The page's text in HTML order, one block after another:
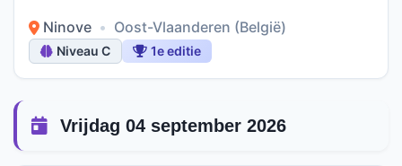
Ninove • Oost-Vlaanderen (België)
Niveau C 1e editie
Vrijdag 04 september 2026